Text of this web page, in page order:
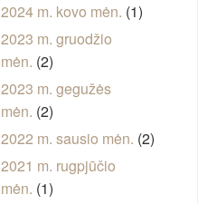
2024 m. kovo mėn. (1)
2023 m. gruodžio
mėn. (2)
2023 m. gegužės
mėn. (2)
2022 m. sausio mėn. (2)
2021 m. rugpjūčio
mėn. (1)